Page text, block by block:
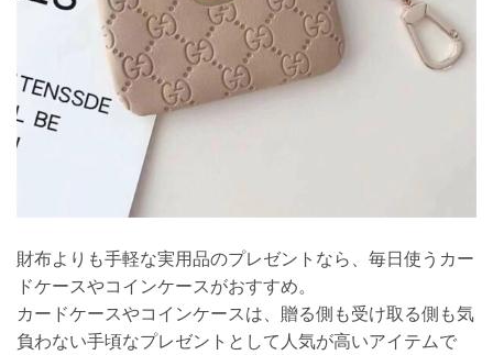
財布よりも手軽な実用品のプレゼントなら、毎日使うカー
ドケースやコインケースがおすすめ。
カードケースやコインケースは、贈る側も受け取る側も気
負わない手頃なプレゼントとして人気が高いアイテムで